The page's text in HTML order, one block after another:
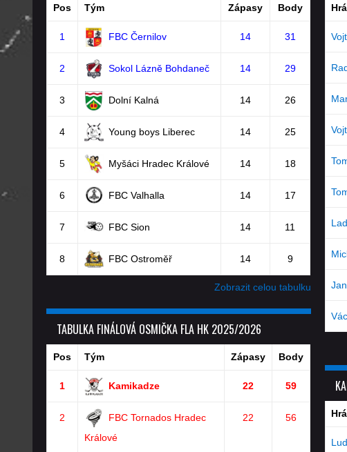
Pos Tým Zápasy Body
1 FBC Černilov 14 31
2 Sokol Lázně Bohdaneč 14 29
3 Dolní Kalná 14 26
4 Young boys Liberec 14 25
5 Myšáci Hradec Králové 14 18
6 FBC Valhalla 14 17
7 FBC Sion 14 11
8 FBC Ostroměř 14 9
Zobrazit celou tabulku
TABULKA FINÁLOVÁ OSMIČKA FLA HK 2025/2026
Pos Tým Zápasy Body
1 Kamikadze 22 59
2
FBC Tornados Hradec
Králové
22 56